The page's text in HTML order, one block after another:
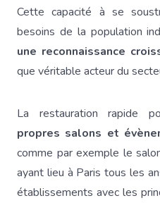
Cette capacité à se
besoins de la population
une reconnaissance
que véritable acteur du
La restauration rapide
propres salons et
comme par exemple le
ayant lieu à Paris tous les
établissements avec les